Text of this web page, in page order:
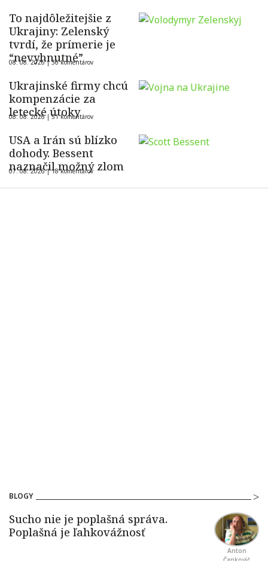
To najdôležitejšie z
Ukrajiny: Zelenský
tvrdí, že prímerie je
“nevyhnutné”
08. 08. 2026 |36 komentárov
Ukrajinské firmy chcú
kompenzácie za
letecké útoky
08. 08. 2026 |51 komentárov
USA a Irán sú blízko
dohody. Bessent
naznačil možný zlom
07. 08. 2026 |18 komentárov
BLOGY
Anton
Čapkovič